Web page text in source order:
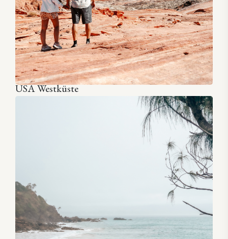
USA Westküste